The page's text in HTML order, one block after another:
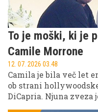
To je moški, ki je
Camile Morrone
12. 07. 2026 03.48
Camila je bila več let
ob strani
DiCapria. Njuna